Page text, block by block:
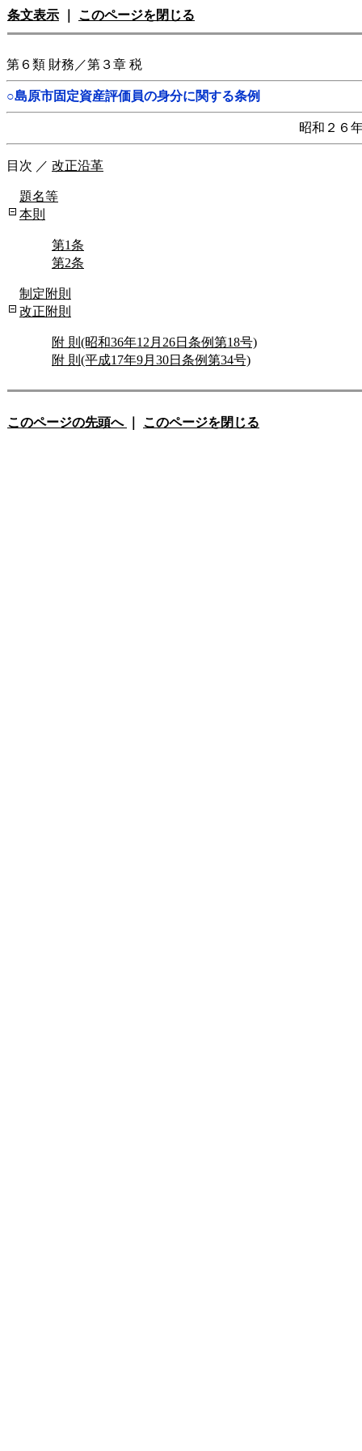
条文表示 このページを閉じる
第６類 財務／第３章 税
○島原市固定資産評価員の身分に関する条例
昭和２６
目次 ／ 改正沿革
題名等
本則
第1条
第2条
制定附則
改正附則
附 則(昭和36年12月26日条例第18号)
附 則(平成17年9月30日条例第34号)
このページの先頭へ このページを閉じる